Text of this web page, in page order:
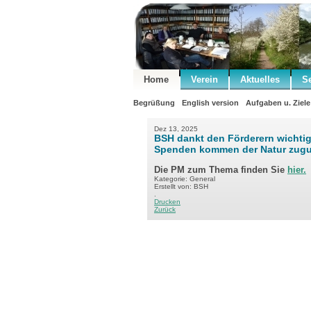
Home Verein Aktuelles
Begrüßung English version Aufgaben u. Ziele
Dez 13, 2025
BSH dankt den Förderern
Spenden kommen der Natur
Die PM zum Thema finden Sie hier.
Kategorie: General
Erstellt von: BSH
Drucken
Zurück